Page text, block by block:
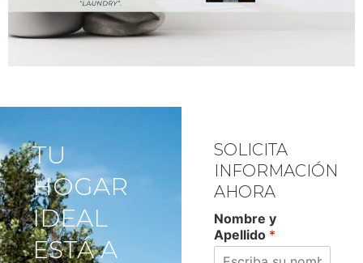
TU
HOGAR
IDEAL
ESTÁ A
SOLICITA
INFORMACIÓN
AHORA
Nombre y
Apellido *